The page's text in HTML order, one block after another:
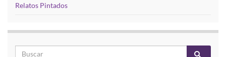
Relatos Pintados